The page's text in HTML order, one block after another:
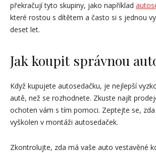
překračují tyto skupiny, jako například
které rostou s dítětem a často si s jednou
deset let.
Jak koupit správnou
Když kupujete autosedačku, je nejlepší
autě, než se rozhodnete. Zkuste najít
ochoten vám s tím pomoci. Zeptejte se,
vyškolen v montáži autosedaček.
Zkontrolujte, zda má vaše auto vestavěné